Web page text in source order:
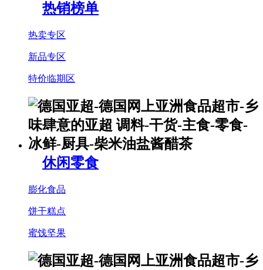
热销榜单
热卖专区
新品专区
特价临期区
休闲零食
膨化食品
饼干糕点
蜜饯坚果